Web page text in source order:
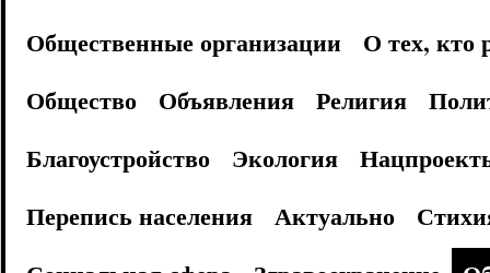
Общественные организации
О тех, кто
Общество
Объявления Религия
Благоустройство
Экология
Перепись населения
Актуально